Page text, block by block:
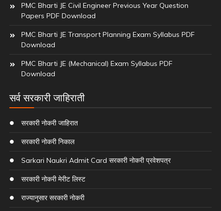
PMC Bharti JE Civil Engineer Previous Year Question
Papers PDF Download
PMC Bharti JE Transport Planning Exam Syllabus PDF
Download
PMC Bharti JE (Mechanical) Exam Syllabus PDF
Download
सर्व सरकारी जाहिराती
सरकारी नोकरी जाहिरात
सरकारी नोकरी निकाल
Sarkari Naukri Admit Card सरकारी नोकरी प्रवेशपत्र
सरकारी नोकरी मेरीट लिस्ट
राज्यानुसार सरकारी नोकरी